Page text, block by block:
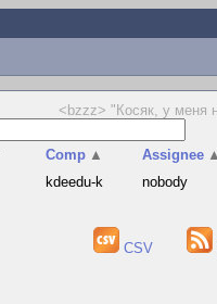
<bzzz> "Косяк, у меня
Comp ▲ Assignee ▲
kdeedu-k nobody
CSV